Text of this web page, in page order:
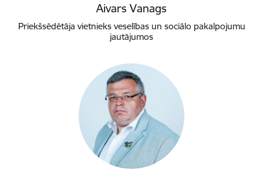
Aivars Vanags
Priekšsēdētāja vietnieks veselības un sociālo pakalpojumu
jautājumos